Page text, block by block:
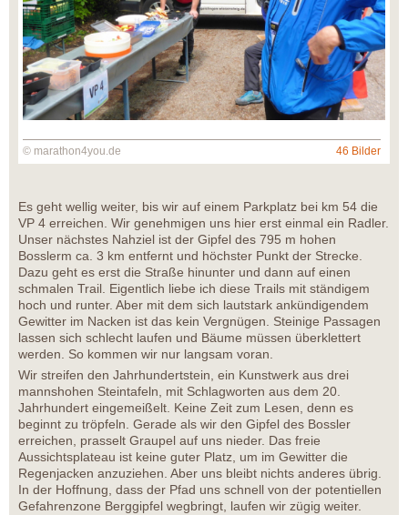
© marathon4you.de 46 Bilder
Es geht wellig weiter, bis wir auf einem Parkplatz bei km 54 die
VP 4 erreichen. Wir genehmigen uns hier erst einmal ein Radler.
Unser nächstes Nahziel ist der Gipfel des 795 m hohen
Bosslerm ca. 3 km entfernt und höchster Punkt der Strecke.
Dazu geht es erst die Straße hinunter und dann auf einen
schmalen Trail. Eigentlich liebe ich diese Trails mit ständigem
hoch und runter. Aber mit dem sich lautstark ankündigendem
Gewitter im Nacken ist das kein Vergnügen. Steinige Passagen
lassen sich schlecht laufen und Bäume müssen überklettert
werden. So kommen wir nur langsam voran.
Wir streifen den Jahrhundertstein, ein Kunstwerk aus drei
mannshohen Steintafeln, mit Schlagworten aus dem 20.
Jahrhundert eingemeißelt. Keine Zeit zum Lesen, denn es
beginnt zu tröpfeln. Gerade als wir den Gipfel des Bossler
erreichen, prasselt Graupel auf uns nieder. Das freie
Aussichtsplateau ist keine guter Platz, um im Gewitter die
Regenjacken anzuziehen. Aber uns bleibt nichts anderes übrig.
In der Hoffnung, dass der Pfad uns schnell von der potentiellen
Gefahrenzone Berggipfel wegbringt, laufen wir zügig weiter.